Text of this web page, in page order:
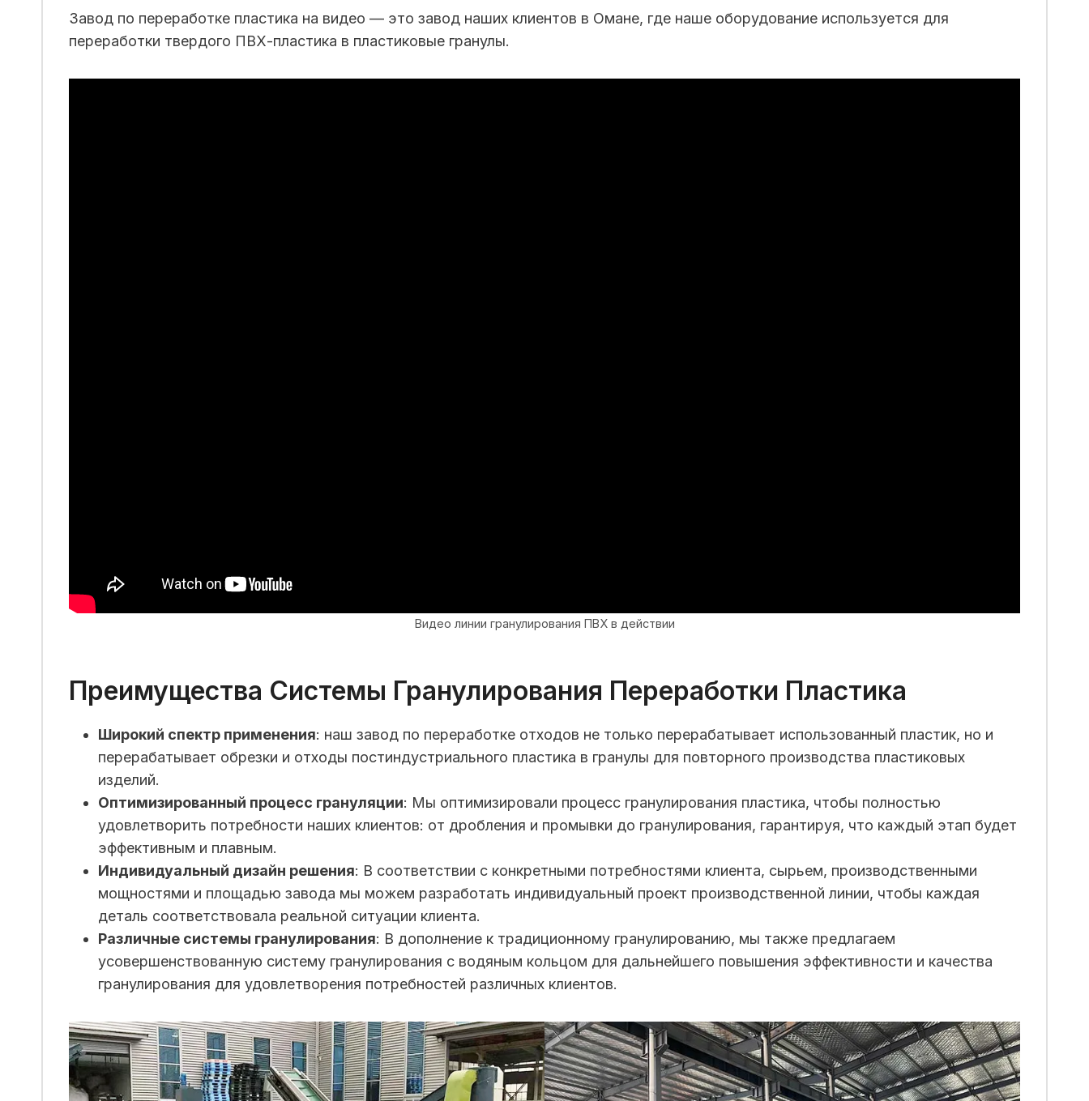
Завод по переработке пластика на видео — это завод наших клиентов в Омане, где наше оборудование используется для
переработки твердого ПВХ-пластика в пластиковые гранулы.
Видео линии гранулирования ПВХ в действии
Преимущества Системы Гранулирования Переработки Пластика
Широкий спектр применения: наш завод по переработке отходов не только перерабатывает использованный пластик, но и
перерабатывает обрезки и отходы постиндустриального пластика в гранулы для повторного производства пластиковых
изделий.
Оптимизированный процесс грануляции: Мы оптимизировали процесс гранулирования пластика, чтобы полностью
удовлетворить потребности наших клиентов: от дробления и промывки до гранулирования, гарантируя, что каждый этап будет
эффективным и плавным.
Индивидуальный дизайн решения: В соответствии с конкретными потребностями клиента, сырьем, производственными
мощностями и площадью завода мы можем разработать индивидуальный проект производственной линии, чтобы каждая
деталь соответствовала реальной ситуации клиента.
Различные системы гранулирования: В дополнение к традиционному гранулированию, мы также предлагаем
усовершенствованную систему гранулирования с водяным кольцом для дальнейшего повышения эффективности и качества
гранулирования для удовлетворения потребностей различных клиентов.